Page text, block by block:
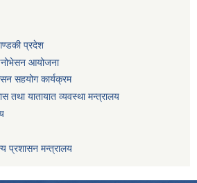
प्रदेश
आयोजना
सहयोग कार्यक्रम
तथा यातायात व्यवस्था मन्त्रालय
प्रशासन मन्त्रालय